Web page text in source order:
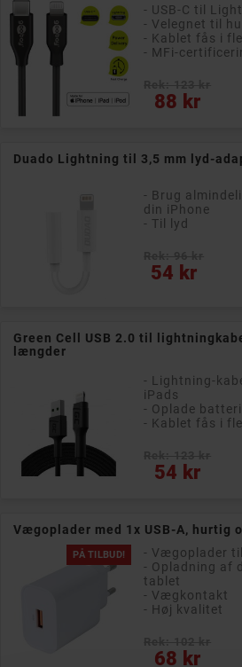
- USB-C til
- Velegnet til
- Kablet fås i
- MFi-
88 kr
Pris
Duado Lightning til 3,5 mm lyd-
- Brug
din iPhone
- Til lyd
54 kr
Pris
Green Cell USB 2.0 til
længder
- Lightning-
iPads
- Oplade
- Kablet fås i
54 kr
Pris
Vægoplader med 1x USB-A, hurtig
PÅ TILBUD!
- Vægoplader
- Opladning af
tablet
- Vægkontakt
- Høj kvalitet
68 kr
Pris